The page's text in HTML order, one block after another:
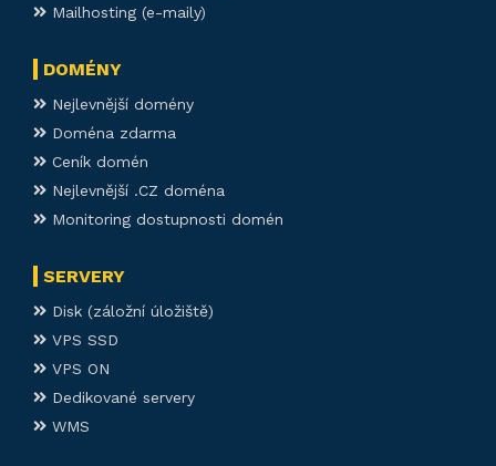
Mailhosting (e-maily)
DOMÉNY
Nejlevnější domény
Doména zdarma
Ceník domén
Nejlevnější .CZ doména
Monitoring dostupnosti domén
SERVERY
Disk (záložní úložiště)
VPS SSD
VPS ON
Dedikované servery
WMS